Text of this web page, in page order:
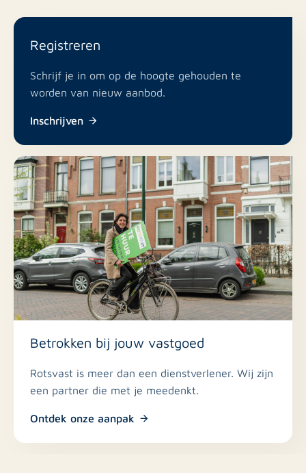
Registreren
Schrijf je in om op de hoogte gehouden te
worden van nieuw aanbod.
Inschrijven
Betrokken bij jouw vastgoed
Rotsvast is meer dan een dienstverlener. Wij zijn
een partner die met je meedenkt.
Ontdek onze aanpak